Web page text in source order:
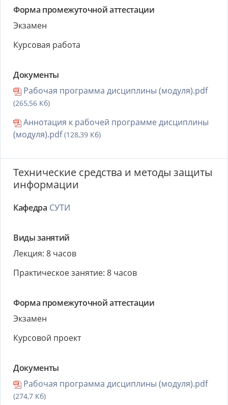
Форма промежуточной аттестации
Экзамен
Курсовая работа
Документы
Рабочая программа дисциплины (модуля).pdf
(265,56 Кб)
Аннотация к рабочей программе дисциплины
(модуля).pdf(128,39 Кб)
Технические средства и методы защиты
информации
Кафедра СУТИ
Виды занятий
Лекция: 8 часов
Практическое занятие: 8 часов
Форма промежуточной аттестации
Экзамен
Курсовой проект
Документы
Рабочая программа дисциплины (модуля).pdf
(274,7 Кб)